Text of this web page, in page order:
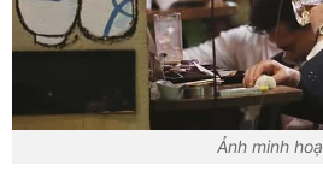
Ảnh minh hoạ